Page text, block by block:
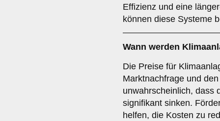
Effizienz und eine
können diese Systeme
Wann werden
Die Preise für
Marktnachfrage und
unwahrscheinlich, dass
signifikant sinken.
helfen, die Kosten zu